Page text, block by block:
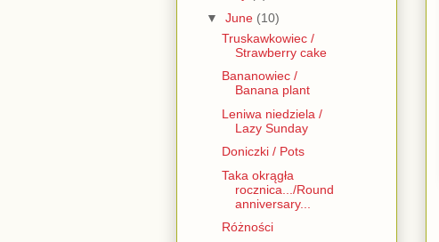
▼ June (10)
Truskawkowiec /
Strawberry cake
Bananowiec /
Banana plant
Leniwa niedziela /
Lazy Sunday
Doniczki / Pots
Taka okrągła
rocznica.../Round
anniversary...
Różności